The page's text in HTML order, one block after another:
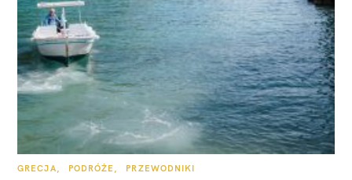
K
GRECJA PODRÓŻE PRZEWODNIKI